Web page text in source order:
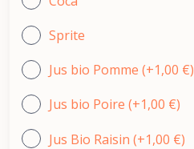
Sprite
Jus bio Pomme (+1,00 €)
Jus bio Poire (+1,00 €)
Jus Bio Raisin (+1,00 €)